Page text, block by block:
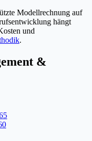
Modellrechnung auf
hängt
und
.
&